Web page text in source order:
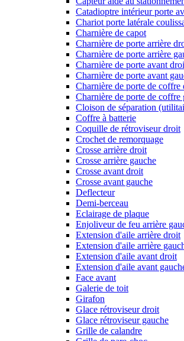
Catadioptre intérieur porte
Chariot porte latérale
Charnière de capot
Charnière de porte arrière
Charnière de porte arrière
Charnière de porte avant
Charnière de porte avant
Charnière de porte de coffre
Charnière de porte de coffre
Cloison de séparation
Coffre à batterie
Coquille de rétroviseur droit
Crochet de remorquage
Crosse arrière droit
Crosse arrière gauche
Crosse avant droit
Crosse avant gauche
Deflecteur
Demi-berceau
Eclairage de plaque
Enjoliveur de feu arrière
Extension d'aile arrière droit
Extension d'aile arrière
Extension d'aile avant droit
Extension d'aile avant
Face avant
Galerie de toit
Girafon
Glace rétroviseur droit
Glace rétroviseur gauche
Grille de calandre